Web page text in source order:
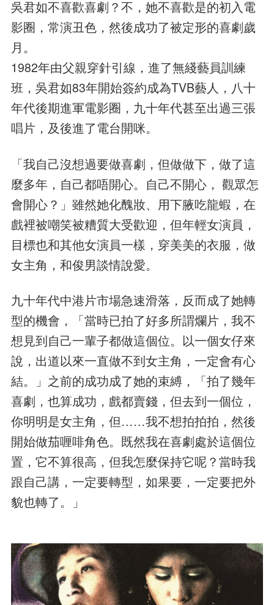
吳君如不喜歡喜劇？不，她不喜歡是的初入電
影圈，常演丑色，然後成功了被定形的喜劇歲
月。
1982年由父親穿針引線，進了無綫藝員訓練
班，吳君如83年開始簽約成為TVB藝人，八十
年代後期進軍電影圈，九十年代甚至出過三張
唱片，及後進了電台開咪。
「我自己沒想過要做喜劇，但做做下，做了這
麼多年，自己都唔開心。自己不開心， 觀眾怎
會開心？」雖然她化醜妝、用下腋吃龍蝦，在
戲裡被嘲笑被糟質大受歡迎，但年輕女演員，
目標也和其他女演員一樣，穿美美的衣服，做
女主角，和俊男談情說愛。
九十年代中港片市場急速滑落，反而成了她轉
型的機會，「當時已拍了好多所謂爛片，我不
想見到自己一輩子都做這個位。以一個女仔來
說，出道以來一直做不到女主角，一定會有心
結。」之前的成功成了她的束縛，「拍了幾年
喜劇，也算成功，戲都賣錢，但去到一個位，
你明明是女主角，但……我不想拍拍拍，然後
開始做茄喱啡角色。既然我在喜劇處於這個位
置，它不算很高，但我怎麼保持它呢？當時我
跟自己講，一定要轉型，如果要，一定要把外
貌也轉了。」